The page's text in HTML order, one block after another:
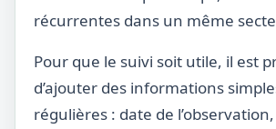
récurrentes dans un même
Pour que le suivi soit utile, il est
d’ajouter des informations
régulières : date de